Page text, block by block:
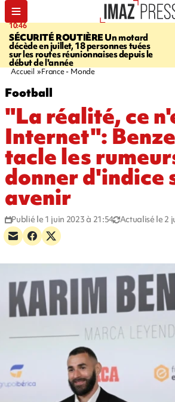
10:46
SÉCURITÉ ROUTIÈREUn motard
décède en juillet, 18 personnes tuées
sur les routes réunionnaises depuis le
début de l'année
Accueil France - Monde
Football
"La réalité, ce
Internet":
tacle les
donner d'indice
avenir
Publié le 1 juin 2023 à 21:54 Actualisé le 2